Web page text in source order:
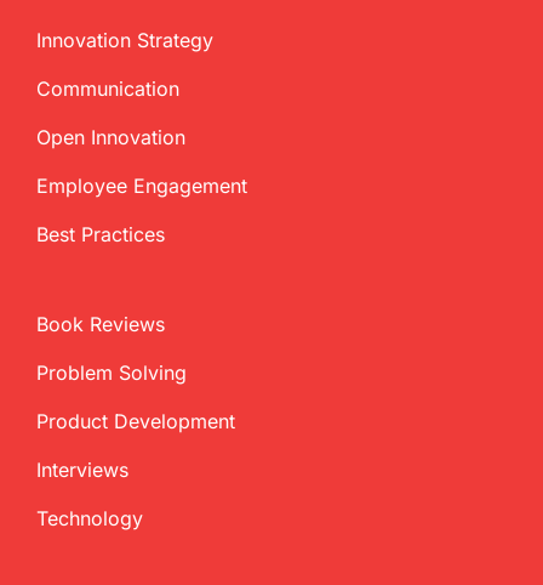
Innovation Strategy
Communication
Open Innovation
Employee Engagement
Best Practices
Book Reviews
Problem Solving
Product Development
Interviews
Technology